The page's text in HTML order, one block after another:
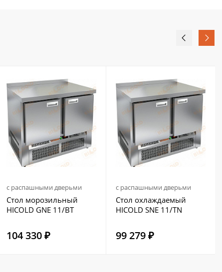
с распашными дверьми
Стол морозильный
HICOLD GNE 11/BT
104 330 ₽
с распашными дверьми
Стол охлаждаемый
HICOLD SNE 11/TN
99 279 ₽